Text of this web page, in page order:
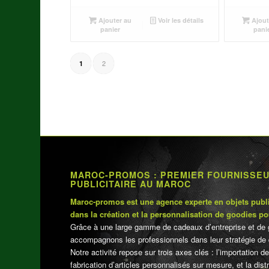
était :
est :
Ajouter au
panier
Voir les détails
1 2
MAROC-PROMOS : PREMIER
PUBLICITAIRE AU MAROC
Maroc-promos est une agence experte en objets
dans la création et la personnalisation de goodies
Grâce à une large gamme de cadeaux d’entreprise et
accompagnons les professionnels dans leur stratégie de
Notre activité repose sur trois axes clés : l’importation
fabrication d’articles personnalisés sur mesure, et la